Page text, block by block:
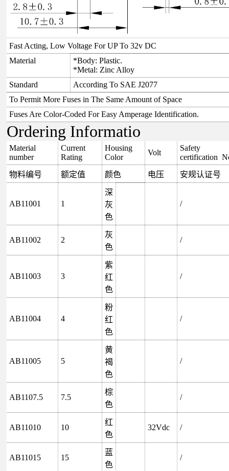
Fast Acting, Low Voltage For UP To 32v DC
Material
*Body: Plastic.
*Metal: Zinc Alloy
Standard
According To SAE J2077
To Permit More Fuses in The Same Amount of Space
Fuses Are Color-Coded For Easy Amperage Identification.
Ordering Informatio
Material
number
Current
Rating
Housing
Color
Volt
Safety
certification
物料编号
额定值 颜色 电压 安规认证号
AB11001 1
深
灰
色
/
AB11002 2
灰
色
/
AB11003 3
紫
红
色
/
AB11004 4
粉
红
色
/
AB11005 5
黄
褐
色
/
AB1107.5 7.5
棕
色
/
AB11010 10
红
色
32Vdc /
AB11015 15
蓝
色
/